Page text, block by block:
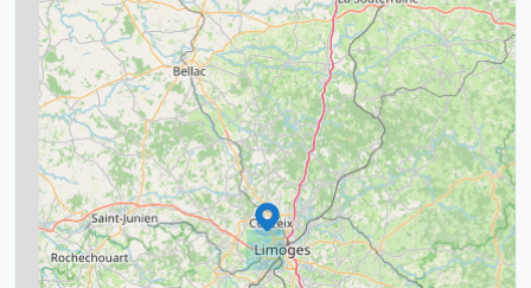
2
7
6
20
2
9
8
5
11
15
7